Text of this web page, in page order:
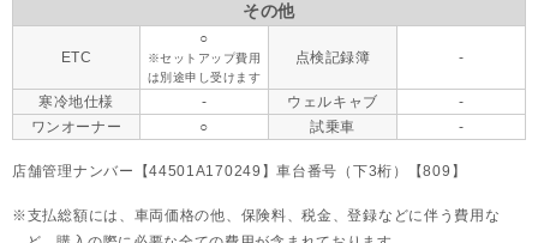
その他
ETC
○
※セットアップ費用
は別途申し受けます
点検記録簿 -
寒冷地仕様 - ウェルキャブ
-
ワンオーナー
○ 試乗車 -
店舗管理ナンバー【44501A170249】車台番号（下3桁）【809】
支払総額には、車両価格の他、保険料、税金、登録などに伴う費用な